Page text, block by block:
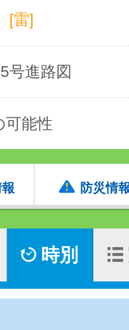
[雷]
号進路図
可能性
防災情
時別